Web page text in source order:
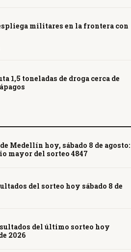
militares en la frontera con
1,5 toneladas de droga cerca de
Medellín hoy, sábado 8 de agosto:
mayor del sorteo 4847
del sorteo hoy sábado 8 de
del último sorteo hoy
2026